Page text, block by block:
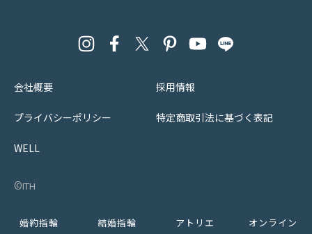
婚約指輪 結婚指輪 アトリエ オンライン
会社概要 採用情報
プライバシーポリシー 特定商取引法に基づく表記
WELL
©︎ith